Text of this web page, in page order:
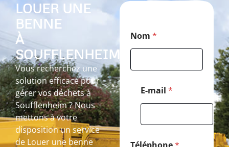
LOUER UNE
BENNE
À
SOUFFLENHEIM
Vous recherchez une
solution efficace pour
gérer vos déchets à
Soufflenheim ? Nous
mettons à votre
disposition un service
de Louer une benne
Nom *
E-mail *
s
a
g
e
T
é
l
é
p
h